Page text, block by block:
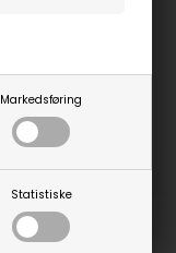
Markedsføring
Statistiske